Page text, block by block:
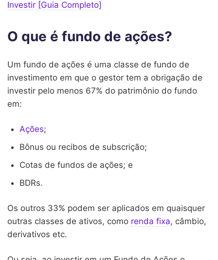
Investir [Guia Completo]
O que é fundo de ações?
Um fundo de ações é uma classe de fundo de
investimento em que o gestor tem a obrigação de
investir pelo menos 67% do patrimônio do fundo
em:
Ações;
Bônus ou recibos de subscrição;
Cotas de fundos de ações; e
BDRs.
Os outros 33% podem ser aplicados em quaisquer
outras classes de ativos, como renda fixa, câmbio,
derivativos etc.